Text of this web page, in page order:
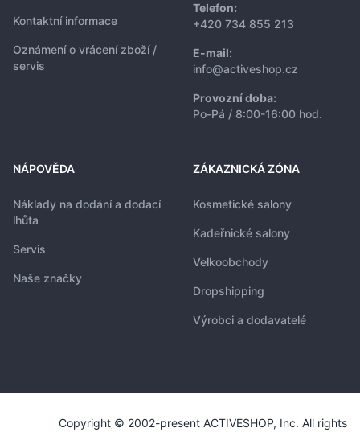
Kontaktní informace
Oznámení o vrácení zboží /
servis
Telefon:
+420 734 855 213
E-mail:
info@activeshop.cz
Provozní doba:
Po-Pá / 8:00-16:00 hod.
NÁPOVĚDA
Náklady na dodání a dodací
lhůta
Servis
Naše značky
ZÁKAZNICKÁ ZÓNA
Kosmetické salony
Kadeřnické salony
Velkoobchody
Dropshipping
Výrobci a dodavatelé
Copyright © 2002-present ACTIVESHOP, Inc. All rights